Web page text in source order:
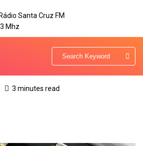
3 minutes read